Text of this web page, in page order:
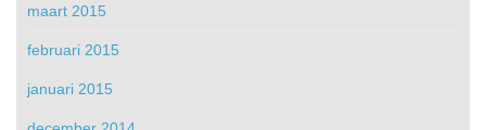
maart 2015
februari 2015
januari 2015